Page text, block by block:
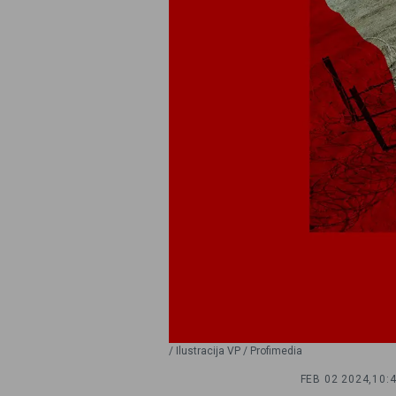
/ Ilustracija VP / Profimedia
FEB 02 2024,